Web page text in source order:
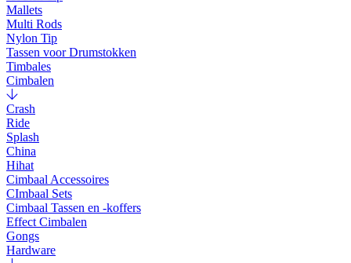
Mallets
Multi Rods
Nylon Tip
Tassen voor Drumstokken
Timbales
Cimbalen
Crash
Ride
Splash
China
Hihat
Cimbaal Accessoires
CImbaal Sets
Cimbaal Tassen en -koffers
Effect Cimbalen
Gongs
Hardware